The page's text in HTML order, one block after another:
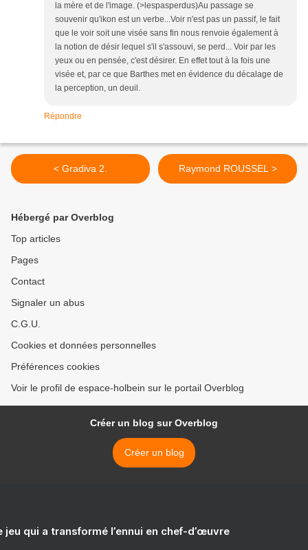
la mère et de l'image. (>lespasperdus)Au passage se
souvenir qu'ikon est un verbe...Voir n'est pas un passif, le fait
que le voir soit une visée sans fin nous renvoie également à
la notion de désir lequel s'il s'assouvi, se perd... Voir par les
yeux ou en pensée, c'est désirer. En effet tout à la fois une
visée et, par ce que Barthes met en évidence du décalage de
la perception, un deuil.
Répondre
< Gradiva 2. Raymond ROUSSEL >
Hébergé par Overblog
Top articles
Pages
Contact
Signaler un abus
C.G.U.
Cookies et données personnelles
Préférences cookies
Voir le profil de espace-holbein sur le portail Overblog
Créer un blog sur Overblog
Créer un blog
jeu qui a transformé l’ennui en chef-d’œuvre